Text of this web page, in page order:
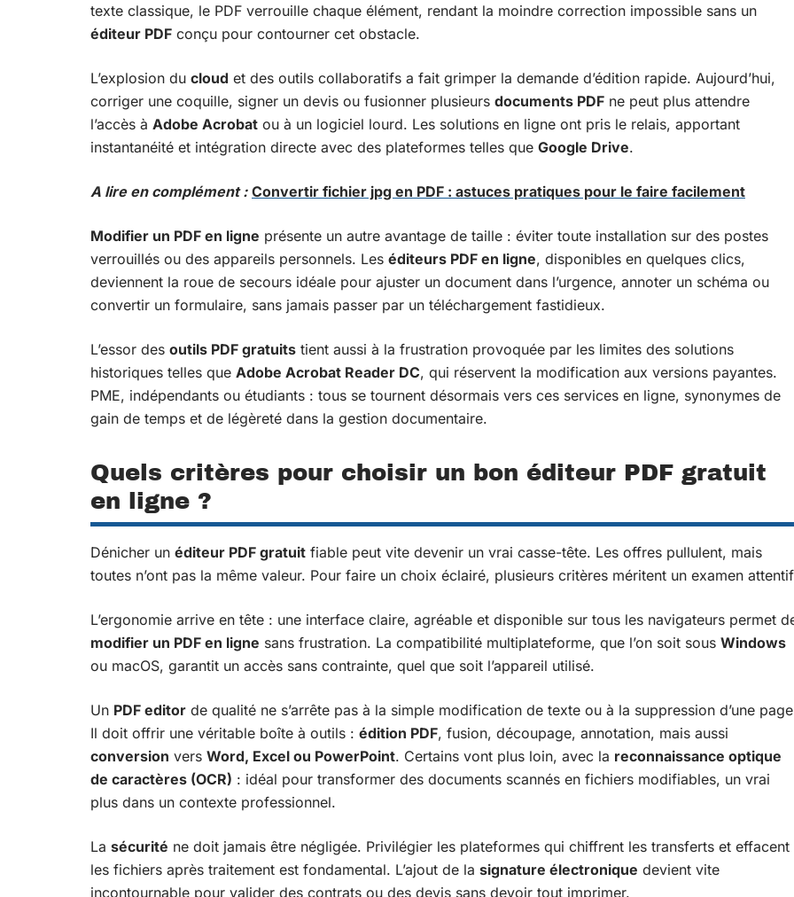
texte classique, le PDF verrouille chaque élément, rendant la moindre correction impossible sans un
éditeur PDF conçu pour contourner cet obstacle.
L’explosion du cloud et des outils collaboratifs a fait grimper la demande d’édition rapide. Aujourd’hui,
corriger une coquille, signer un devis ou fusionner plusieurs documents PDF ne peut plus attendre
l’accès à Adobe Acrobat ou à un logiciel lourd. Les solutions en ligne ont pris le relais, apportant
instantanéité et intégration directe avec des plateformes telles que Google Drive.
A lire en complément : Convertir fichier jpg en PDF : astuces pratiques pour le faire facilement
Modifier un PDF en ligne présente un autre avantage de taille : éviter toute installation sur des postes
verrouillés ou des appareils personnels. Les éditeurs PDF en ligne, disponibles en quelques clics,
deviennent la roue de secours idéale pour ajuster un document dans l’urgence, annoter un schéma ou
convertir un formulaire, sans jamais passer par un téléchargement fastidieux.
L’essor des outils PDF gratuits tient aussi à la frustration provoquée par les limites des solutions
historiques telles que Adobe Acrobat Reader DC, qui réservent la modification aux versions payantes.
PME, indépendants ou étudiants : tous se tournent désormais vers ces services en ligne, synonymes de
gain de temps et de légèreté dans la gestion documentaire.
Quels critères pour choisir un bon éditeur PDF gratuit
en ligne ?
Dénicher un éditeur PDF gratuit fiable peut vite devenir un vrai casse-tête. Les offres pullulent, mais
toutes n’ont pas la même valeur. Pour faire un choix éclairé, plusieurs critères méritent un examen
L’ergonomie arrive en tête : une interface claire, agréable et disponible sur tous les navigateurs permet
modifier un PDF en ligne sans frustration. La compatibilité multiplateforme, que l’on soit sous Windows
ou macOS, garantit un accès sans contrainte, quel que soit l’appareil utilisé.
Un PDF editor de qualité ne s’arrête pas à la simple modification de texte ou à la suppression d’une
Il doit offrir une véritable boîte à outils : édition PDF, fusion, découpage, annotation, mais aussi
conversion vers Word, Excel ou PowerPoint. Certains vont plus loin, avec la reconnaissance optique
de caractères (OCR) : idéal pour transformer des documents scannés en fichiers modifiables, un vrai
plus dans un contexte professionnel.
La sécurité ne doit jamais être négligée. Privilégier les plateformes qui chiffrent les transferts et effacent
les fichiers après traitement est fondamental. L’ajout de la signature électronique devient vite
incontournable pour valider des contrats ou des devis sans devoir tout imprimer.